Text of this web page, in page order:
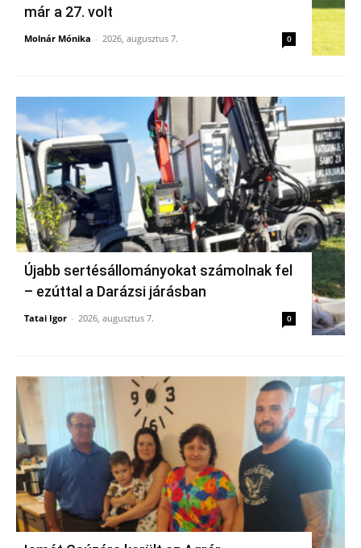
már a 27. volt
Molnár Mónika - 2026, augusztus 7. 0
Újabb sertésállományokat számolnak fel
– ezúttal a Darázsi járásban
Tatai Igor - 2026, augusztus 7. 0